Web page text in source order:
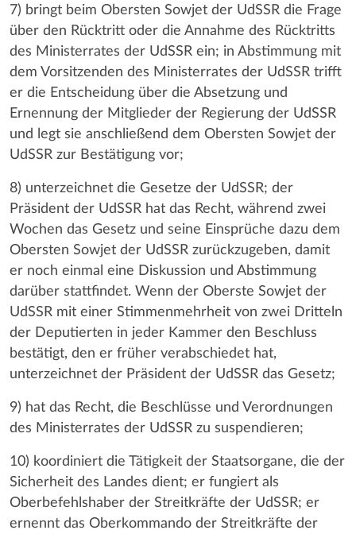
7) bringt beim Obersten Sowjet der UdSSR die Frage
über den Rücktritt oder die Annahme des Rücktritts
des Ministerrates der UdSSR ein; in Abstimmung mit
dem Vorsitzenden des Ministerrates der UdSSR trifft
er die Entscheidung über die Absetzung und
Ernennung der Mitglieder der Regierung der UdSSR
und legt sie anschließend dem Obersten Sowjet der
UdSSR zur Bestätigung vor;
8) unterzeichnet die Gesetze der UdSSR; der
Präsident der UdSSR hat das Recht, während zwei
Wochen das Gesetz und seine Einsprüche dazu dem
Obersten Sowjet der UdSSR zurückzugeben, damit
er noch einmal eine Diskussion und Abstimmung
darüber stattfindet. Wenn der Oberste Sowjet der
UdSSR mit einer Stimmenmehrheit von zwei Dritteln
der Deputierten in jeder Kammer den Beschluss
bestätigt, den er früher verabschiedet hat,
unterzeichnet der Präsident der UdSSR das Gesetz;
9) hat das Recht, die Beschlüsse und Verordnungen
des Ministerrates der UdSSR zu suspendieren;
10) koordiniert die Tätigkeit der Staatsorgane, die der
Sicherheit des Landes dient; er fungiert als
Oberbefehlshaber der Streitkräfte der UdSSR; er
ernennt das Oberkommando der Streitkräfte der